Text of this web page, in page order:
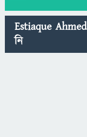
Estiaque
নি